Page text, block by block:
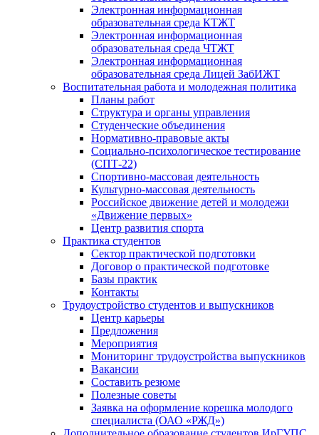
Электронная информационная
образовательная среда КТЖТ
Электронная информационная
образовательная среда ЧТЖТ
Электронная информационная
образовательная среда Лицей ЗабИЖТ
Воспитательная работа и молодежная политика
Планы работ
Структура и органы управления
Студенческие объединения
Нормативно-правовые акты
Социально-психологическое тестирование
(СПТ-22)
Спортивно-массовая деятельность
Культурно-массовая деятельность
Российское движение детей и молодежи
«Движение первых»
Центр развития спорта
Практика студентов
Сектор практической подготовки
Договор о практической подготовке
Базы практик
Контакты
Трудоустройство студентов и выпускников
Центр карьеры
Предложения
Мероприятия
Мониторинг трудоустройства выпускников
Вакансии
Составить резюме
Полезные советы
Заявка на оформление корешка молодого
специалиста (ОАО «РЖД»)